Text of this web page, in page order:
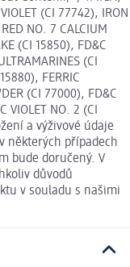
(CI 77742), IRON
NO. 7 CALCIUM
(CI 15850), FD&C
(CI
FERRIC
(CI 77000), FD&C
VIOLET NO. 2 (CI
a výživové údaje
některých případech
bude doručený. V
důvodů
v souladu s našimi